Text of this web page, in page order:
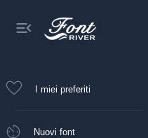
I miei preferiti
Nuovi font